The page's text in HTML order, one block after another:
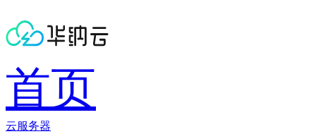
首页
云服务器